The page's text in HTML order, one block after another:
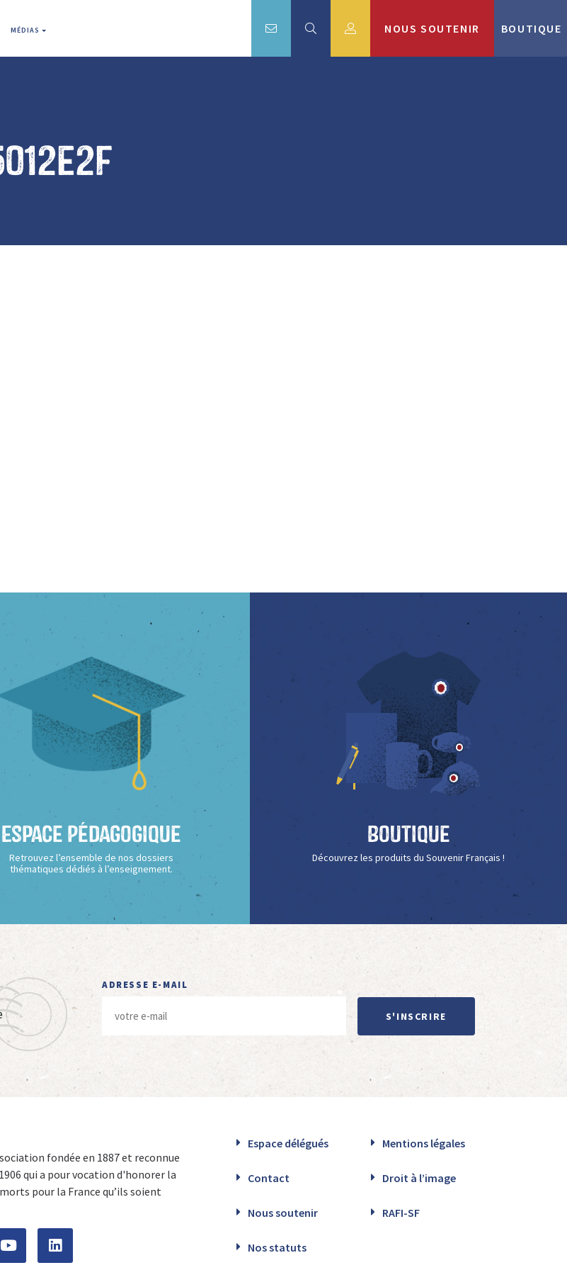
MÉDIAS NOUS SOUTENIR BOUTIQUE
Espace Pédagogique
Retrouvez l’ensemble de nos dossiers
thématiques dédiés à l’enseignement.
Boutique
Découvrez les produits du Souvenir Français !
ADRESSE E-MAIL
S'INSCRIRE
fondée en 1887 et reconnue
qui a pour vocation d'honorer la
pour la France qu’ils soient
Espace délégués Mentions légales
Contact Droit à l’image
Nous soutenir RAFI-SF
Nos statuts